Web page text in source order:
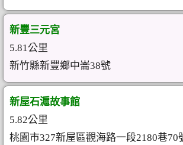
新豐三元宮
5.81公里
新竹縣新豐鄉中崙38號
新屋石滬故事館
5.82公里
桃園市327新屋區觀海路一段2180巷70